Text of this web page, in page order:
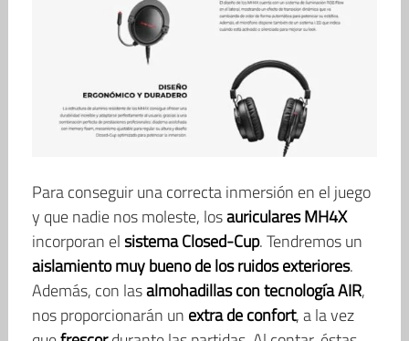
Para conseguir una correcta inmersión en el juego
y que nadie nos moleste, losauriculares MH4X
incorporan elsistema Closed-Cup. Tendremos un
aislamiento muy bueno de los ruidos exteriores.
Además, con lasalmohadillas con tecnología AIR,
nos proporcionarán un extra de confort, a la vez